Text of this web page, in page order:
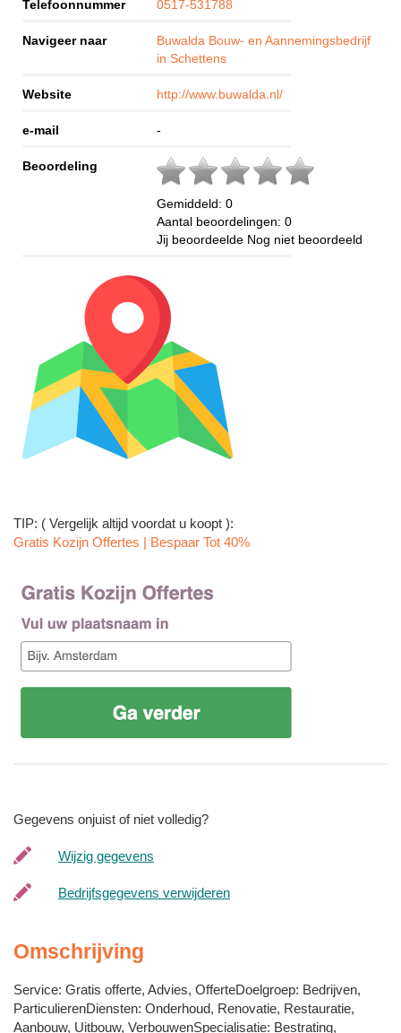
Telefoonnummer 0517-531788
Navigeer naar
Buwalda Bouw- en Aannemingsbedrijf
in Schettens
Website http://www.buwalda.nl/
e-mail -
Beoordeling
Gemiddeld: 0
Aantal beoordelingen: 0
Jij beoordeelde Nog niet beoordeeld
TIP: ( Vergelijk altijd voordat u koopt ):
Gratis Kozijn Offertes | Bespaar Tot 40%‎
Gegevens onjuist of niet volledig?
Wijzig gegevens
Bedrijfsgegevens verwijderen
Omschrijving
Service: Gratis offerte, Advies, OfferteDoelgroep: Bedrijven,
ParticulierenDiensten: Onderhoud, Renovatie, Restauratie,
Aanbouw, Uitbouw, VerbouwenSpecialisatie: Bestrating,